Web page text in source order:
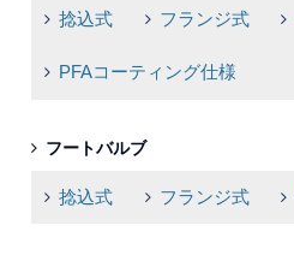
捻込式 フランジ式
PFAコーティング仕様
フートバルブ
捻込式 フランジ式